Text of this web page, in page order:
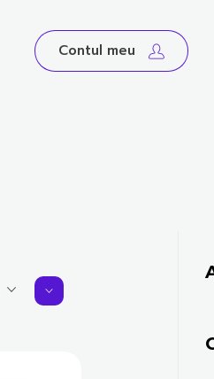
Contul meu